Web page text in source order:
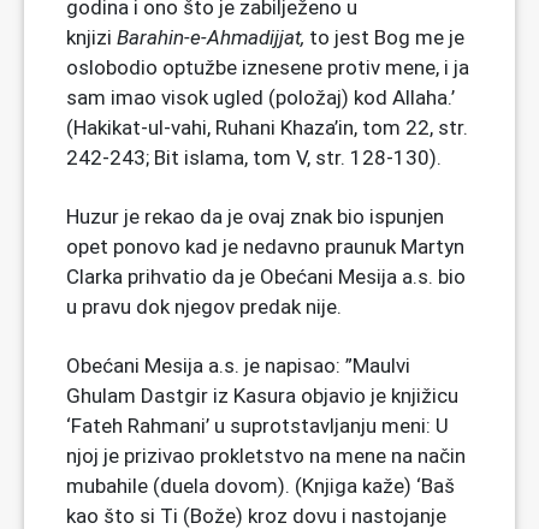
godina i ono što je zabilježeno u
knjizi Barahin-e-Ahmadijjat, to jest Bog me je
oslobodio optužbe iznesene protiv mene, i ja
sam imao visok ugled (položaj) kod Allaha.’
(Hakikat-ul-vahi, Ruhani Khaza’in, tom 22, str.
242-243; Bit islama, tom V, str. 128-130).
Huzur je rekao da je ovaj znak bio ispunjen
opet ponovo kad je nedavno praunuk Martyn
Clarka prihvatio da je Obećani Mesija a.s. bio
u pravu dok njegov predak nije.
Obećani Mesija a.s. je napisao: ”Maulvi
Ghulam Dastgir iz Kasura objavio je knjižicu
‘Fateh Rahmani’ u suprotstavljanju meni: U
njoj je prizivao prokletstvo na mene na način
mubahile (duela dovom). (Knjiga kaže) ‘Baš
kao što si Ti (Bože) kroz dovu i nastojanje